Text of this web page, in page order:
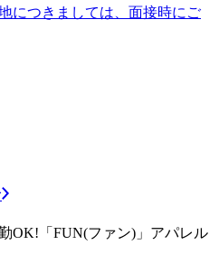
につきましては、面接時にご
OK!「FUN(ファン)」アパレル